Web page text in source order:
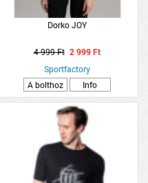
Dorko JOY
4 999 Ft 2 999 Ft
Sportfactory
A bolthoz
Info